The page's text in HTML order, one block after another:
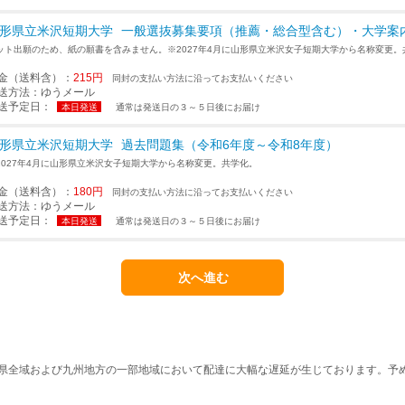
県立米沢短期大学 一般選抜募集要項（推薦・総合型含む）・大学案
ト出願のため、紙の願書を含みません。※2027年4月に山形県立米沢女子短期大学から名称変更。
（送料含）： 215円 同封の支払い方法に沿ってお支払いください
方法： ゆうメール
予定日：
本日発送 通常は発送日の３～５日後にお届け
県立米沢短期大学 過去問題集（令和6年度～令和8年度）
年4月に山形県立米沢女子短期大学から名称変更。共学化。
（送料含）： 180円 同封の支払い方法に沿ってお支払いください
方法： ゆうメール
予定日：
本日発送 通常は発送日の３～５日後にお届け
全域および九州地方の一部地域において配達に大幅な遅延が生じております。予